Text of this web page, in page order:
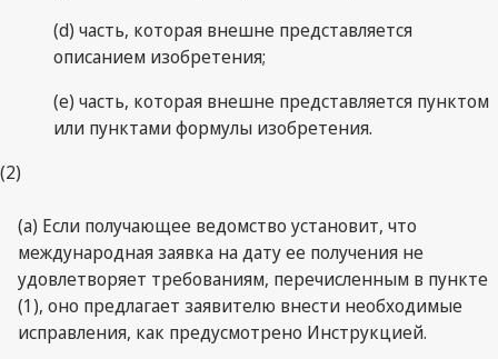
(d) часть, которая внешне представляется
описанием изобретения;
(e) часть, которая внешне представляется пунктом
или пунктами формулы изобретения.
(2)
(a) Если получающее ведомство установит, что
международная заявка на дату ее получения не
удовлетворяет требованиям, перечисленным в пункте
(1), оно предлагает заявителю внести необходимые
исправления, как предусмотрено Инструкцией.